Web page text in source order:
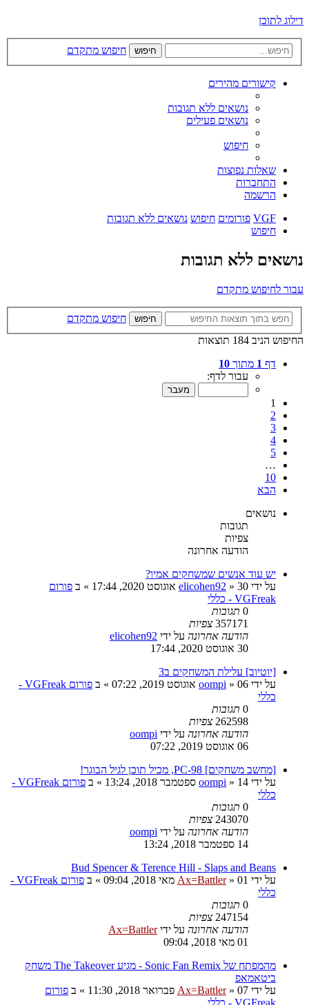
דילוג לתוכן
חיפוש חיפוש מתקדם
קישורים מהירים
נושאים ללא תגובות
נושאים פעילים
חיפוש
שאלות נפוצות
התחברות
הרשמה
VGF פורומים חיפוש נושאים ללא תגובות
חיפוש
נושאים ללא תגובות
עבור לחיפוש מתקדם
חיפוש
חיפוש מתקדם
החיפוש הניב 184 תוצאות
דף 1 מתוך 10
עבור לדף:
1
2
3
4
5
…
10
הבא
נושאים
תגובות
צפיות
הודעה אחרונה
יש עוד אנשים שמשחקים אמיו?
על ידי
elicohen92 » 30 אוגוסט 2020, 17:44 » ב פורום
VGFreak - כללי
0 תגובות
357171 צפיות
הודעה אחרונה על ידי elicohen92
30 אוגוסט 2020, 17:44
[יוטיוב] עלילת המשחקים ב3
על ידי
oompi » 06 אוגוסט 2019, 07:22 » ב
פורום VGFreak -
כללי
0 תגובות
262598 צפיות
הודעה אחרונה על ידי oompi
06 אוגוסט 2019, 07:22
[מחשב משחקים] PC-98, מכיל תוכן לגיל הבוגר!
על ידי
oompi » 14 ספטמבר 2018, 13:24 » ב
פורום VGFreak -
כללי
0 תגובות
243070 צפיות
הודעה אחרונה על ידי oompi
14 ספטמבר 2018, 13:24
Bud Spencer & Terence Hill - Slaps and Beans
על ידי
Ax=Battler» 01 מאי 2018, 09:04 » ב
פורום VGFreak -
כללי
0 תגובות
247154 צפיות
הודעה אחרונה על ידיAx=Battler
01 מאי 2018, 09:04
מהמפתח של Sonic Fan Remix - מגיע The Takeover משחק
ביטאמאפ
על ידי
Ax=Battler» 07 פברואר 2018, 11:30 » ב פורום